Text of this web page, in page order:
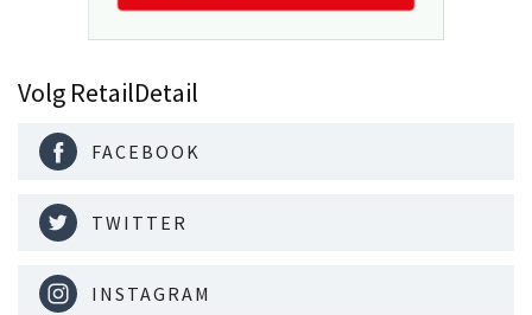
Volg RetailDetail
FACEBOOK
TWITTER
INSTAGRAM